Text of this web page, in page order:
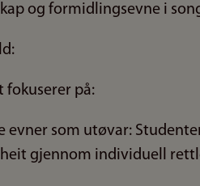
og formidlingsevne i
fokuserer på:
evner som utøvar:
gjennom individuell